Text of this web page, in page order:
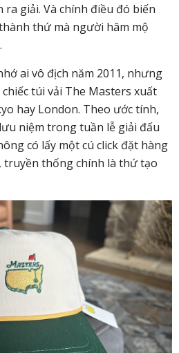
giải. Và chính điều đó biến
thứ mà người hâm mộ
ai vô địch năm 2011, nhưng
túi vải The Masters xuất
hay London. Theo ước tính,
niệm trong tuần lễ giải đấu
có lấy một cú click đặt hàng
truyền thống chính là thứ tạo